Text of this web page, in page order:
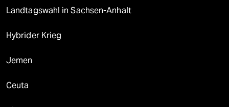
Landtagswahl in Sachsen-Anhalt
Hybrider Krieg
Jemen
Ceuta